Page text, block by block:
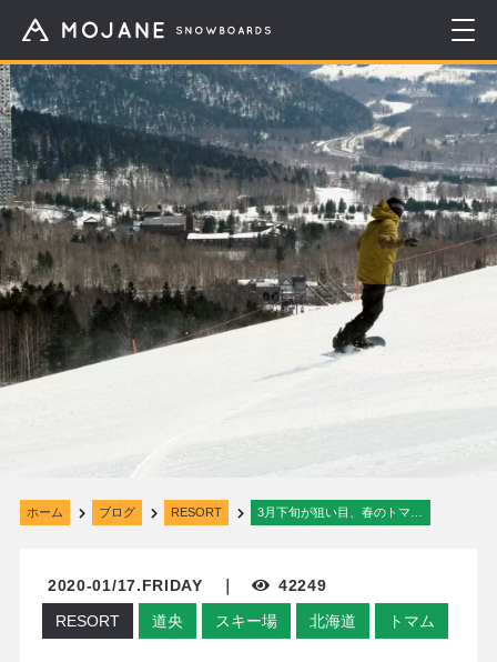
ホーム ブログ RESORT
2020-01/17.FRIDAY ｜ 42249
RESORT 道央 スキー場 北海道 トマム